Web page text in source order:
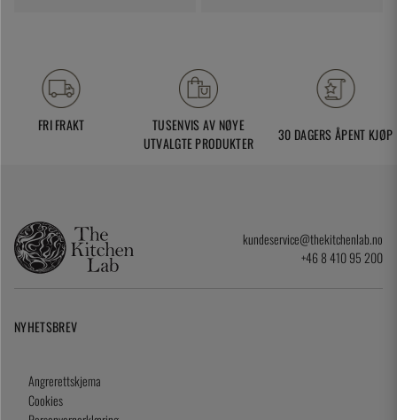
FRI FRAKT
TUSENVIS AV NØYE
UTVALGTE PRODUKTER
30 DAGERS ÅPENT KJØP
kundeservice@thekitchenlab.no
+46 8 410 95 200
NYHETSBREV
Angrerettskjema
Cookies